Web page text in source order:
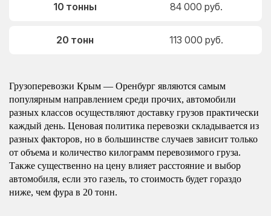
10 тонны 84 000 руб.
20 тонн 113 000 руб.
Грузоперевозки Крым — Оренбург являются самым
популярным направлением среди прочих, автомобили
разных классов осуществляют доставку грузов практически
каждый день. Ценовая политика перевозки складывается из
разных факторов, но в большинстве случаев зависит только
от объема и количество килограмм перевозимого груза.
Также существенно на цену влияет расстояние и выбор
автомобиля, если это газель, то стоимость будет гораздо
ниже, чем фура в 20 тонн.